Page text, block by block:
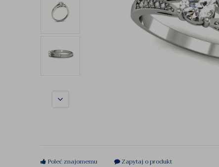
Poleć znajomemu Zapytaj o produkt